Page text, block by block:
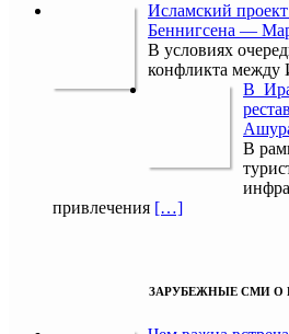
Исламский
Беннигсена —
В условиях
конфликта между
В
В
привлечения […]
ЗАРУБЕЖНЫЕ СМИ О